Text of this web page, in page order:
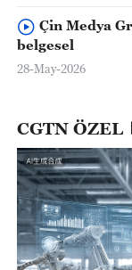
Çin Medya
belgesel
28-May-2026
CGTN ÖZEL